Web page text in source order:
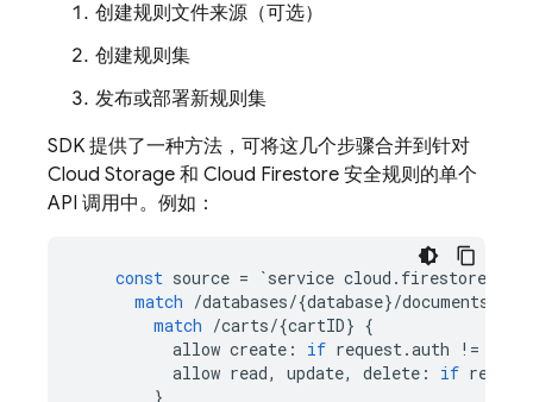
创建规则文件来源（可选）
创建规则集
发布或部署新规则集
SDK 提供了一种方法，可将这几个步骤合并到针对
Cloud Storage 和 Cloud Firestore 安全规则的单个
API 调用中。例如：
const source = `service cloud . firestore
match /databases/{database}/documents
match /carts/{cartID} {
allow create : if request.auth !=
allow read, update, delete : if
}